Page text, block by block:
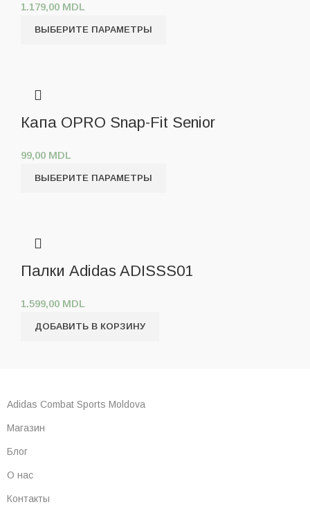
1.179,00 MDL
ВЫБЕРИТЕ ПАРАМЕТРЫ
Капа OPRO Snap-Fit Senior
99,00 MDL
ВЫБЕРИТЕ ПАРАМЕТРЫ
Палки Adidas ADISSS01
1.599,00 MDL
ДОБАВИТЬ В КОРЗИНУ
Adidas Combat Sports Moldova
Магазин
Блог
О нас
Контакты